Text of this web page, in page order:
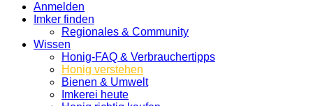
Anmelden
Imker finden
Regionales & Community
Wissen
Honig-FAQ & Verbrauchertipps
Honig verstehen
Bienen & Umwelt
Imkerei heute